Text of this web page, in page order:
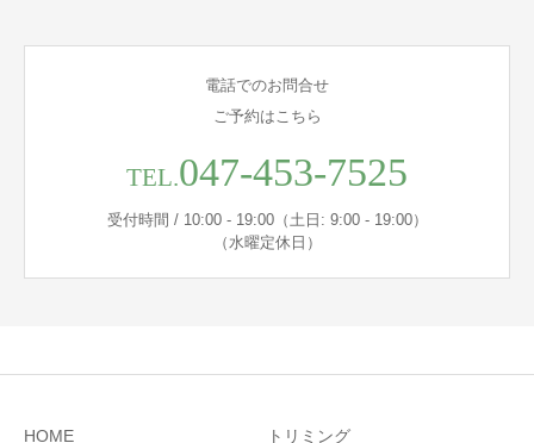
電話でのお問合せ
ご予約はこちら
TEL.047-453-7525
受付時間 / 10:00 - 19:00（土日: 9:00 - 19:00）
（水曜定休日）
HOME トリミング